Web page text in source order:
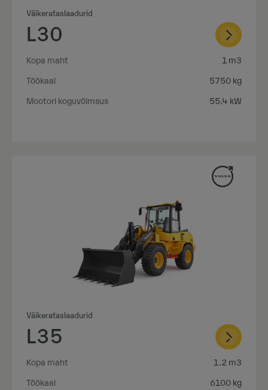
Väikerataslaadurid
L30
Kopa maht
1 m3
Töökaal
5750 kg
Mootori koguvõimsus
55.4 kW
Väikerataslaadurid
L35
Kopa maht
1.2 m3
Töökaal
6100 kg